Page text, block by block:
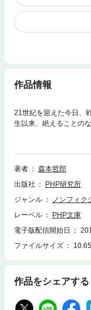
作品情報
21世紀を迎えた今日、
生以来、絶えることの
ながら、人間はなぜ「
古今東西の歴史に“臨
った文明評論。ローマ
インカ帝国まで、20の
る。スパルタの巻では
巻は＜宣伝＞……のよう
際に古戦場や帝国の遺
てきた著者ならではの
著者
森本哲郎
出版社
PHP研究所
ジャンル
ノンフィク
レーベル
PHP文庫
電子版配信開始日
ファイルサイズ
作品をシェアする